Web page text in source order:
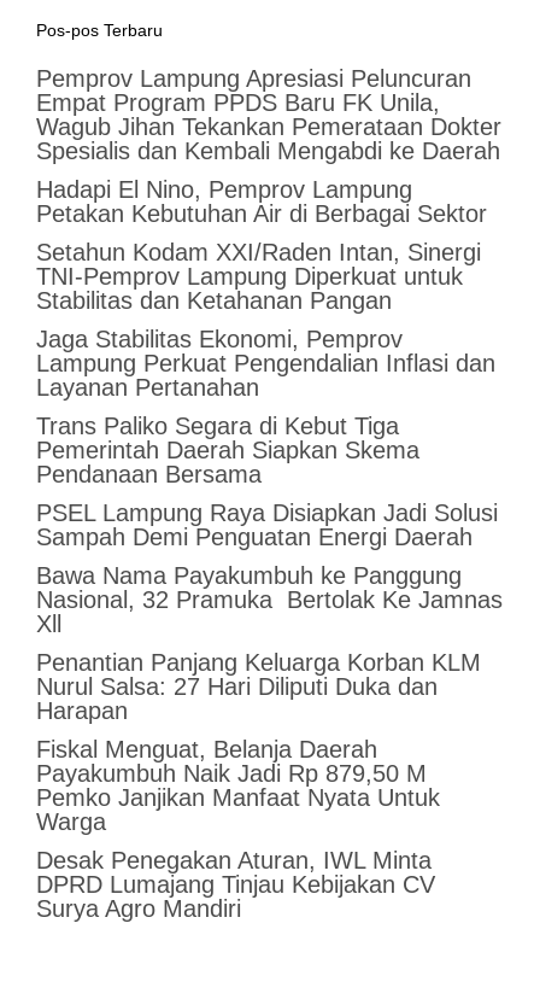
Pos-pos Terbaru
Pemprov Lampung Apresiasi Peluncuran
Empat Program PPDS Baru FK Unila,
Wagub Jihan Tekankan Pemerataan Dokter
Spesialis dan Kembali Mengabdi ke Daerah
Hadapi El Nino, Pemprov Lampung
Petakan Kebutuhan Air di Berbagai Sektor
Setahun Kodam XXI/Raden Intan, Sinergi
TNI-Pemprov Lampung Diperkuat untuk
Stabilitas dan Ketahanan Pangan
Jaga Stabilitas Ekonomi, Pemprov
Lampung Perkuat Pengendalian Inflasi dan
Layanan Pertanahan
Trans Paliko Segara di Kebut Tiga
Pemerintah Daerah Siapkan Skema
Pendanaan Bersama
PSEL Lampung Raya Disiapkan Jadi Solusi
Sampah Demi Penguatan Energi Daerah
Bawa Nama Payakumbuh ke Panggung
Nasional, 32 Pramuka Bertolak Ke Jamnas
Xll
Penantian Panjang Keluarga Korban KLM
Nurul Salsa: 27 Hari Diliputi Duka dan
Harapan
Fiskal Menguat, Belanja Daerah
Payakumbuh Naik Jadi Rp 879,50 M
Pemko Janjikan Manfaat Nyata Untuk
Warga
Desak Penegakan Aturan, IWL Minta
DPRD Lumajang Tinjau Kebijakan CV
Surya Agro Mandiri